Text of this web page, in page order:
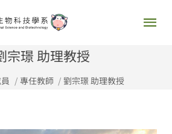
主
宗璟 助理教授
專任教師 劉宗璟 助理教授